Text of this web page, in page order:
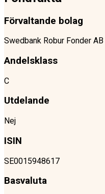
Förvaltande bolag
Swedbank Robur Fonder AB
Andelsklass
C
Utdelande
Nej
ISIN
SE0015948617
Basvaluta